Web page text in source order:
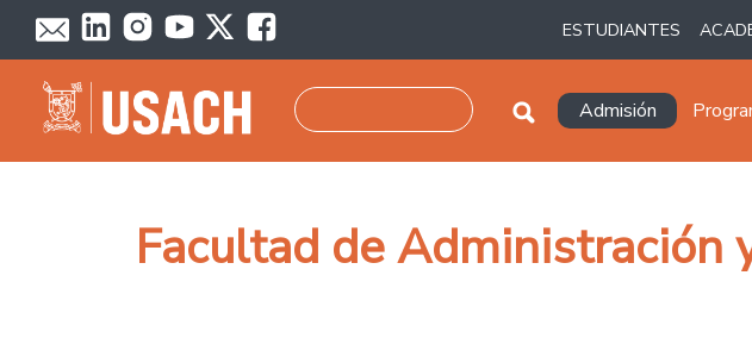
Pasar al contenido principal
ESTUDIANTES
Navegación
Admisión
Facultad de Administración